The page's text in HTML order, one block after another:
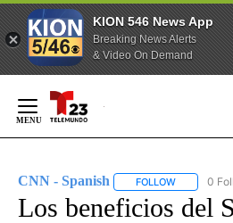
KION 546 News App
Breaking News Alerts
& Video On Demand
Content
CNN - Spanish FOLLOW FOLLOW
0
Los beneficios del